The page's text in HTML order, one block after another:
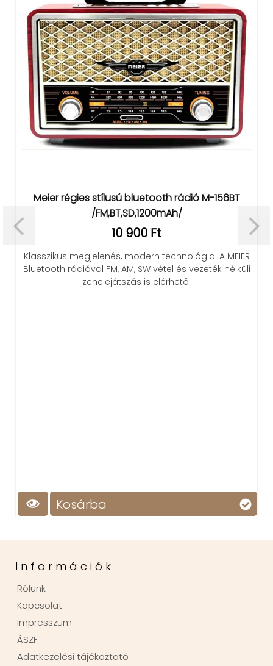
rádió M-156BT
900 Ft
technológia! A MEIER
SW vétel és vezeték nélküli
GH8013 LED
5
hőmérséklet, dátum
állítható
Kosárba
Információk
Rólunk
Kapcsolat
Impresszum
ÁSZF
Adatkezelési tájékoztató